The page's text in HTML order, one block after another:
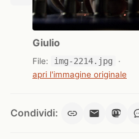
Giulio
File: img-2214.jpg
·
apri l'immagine originale
Condividi: